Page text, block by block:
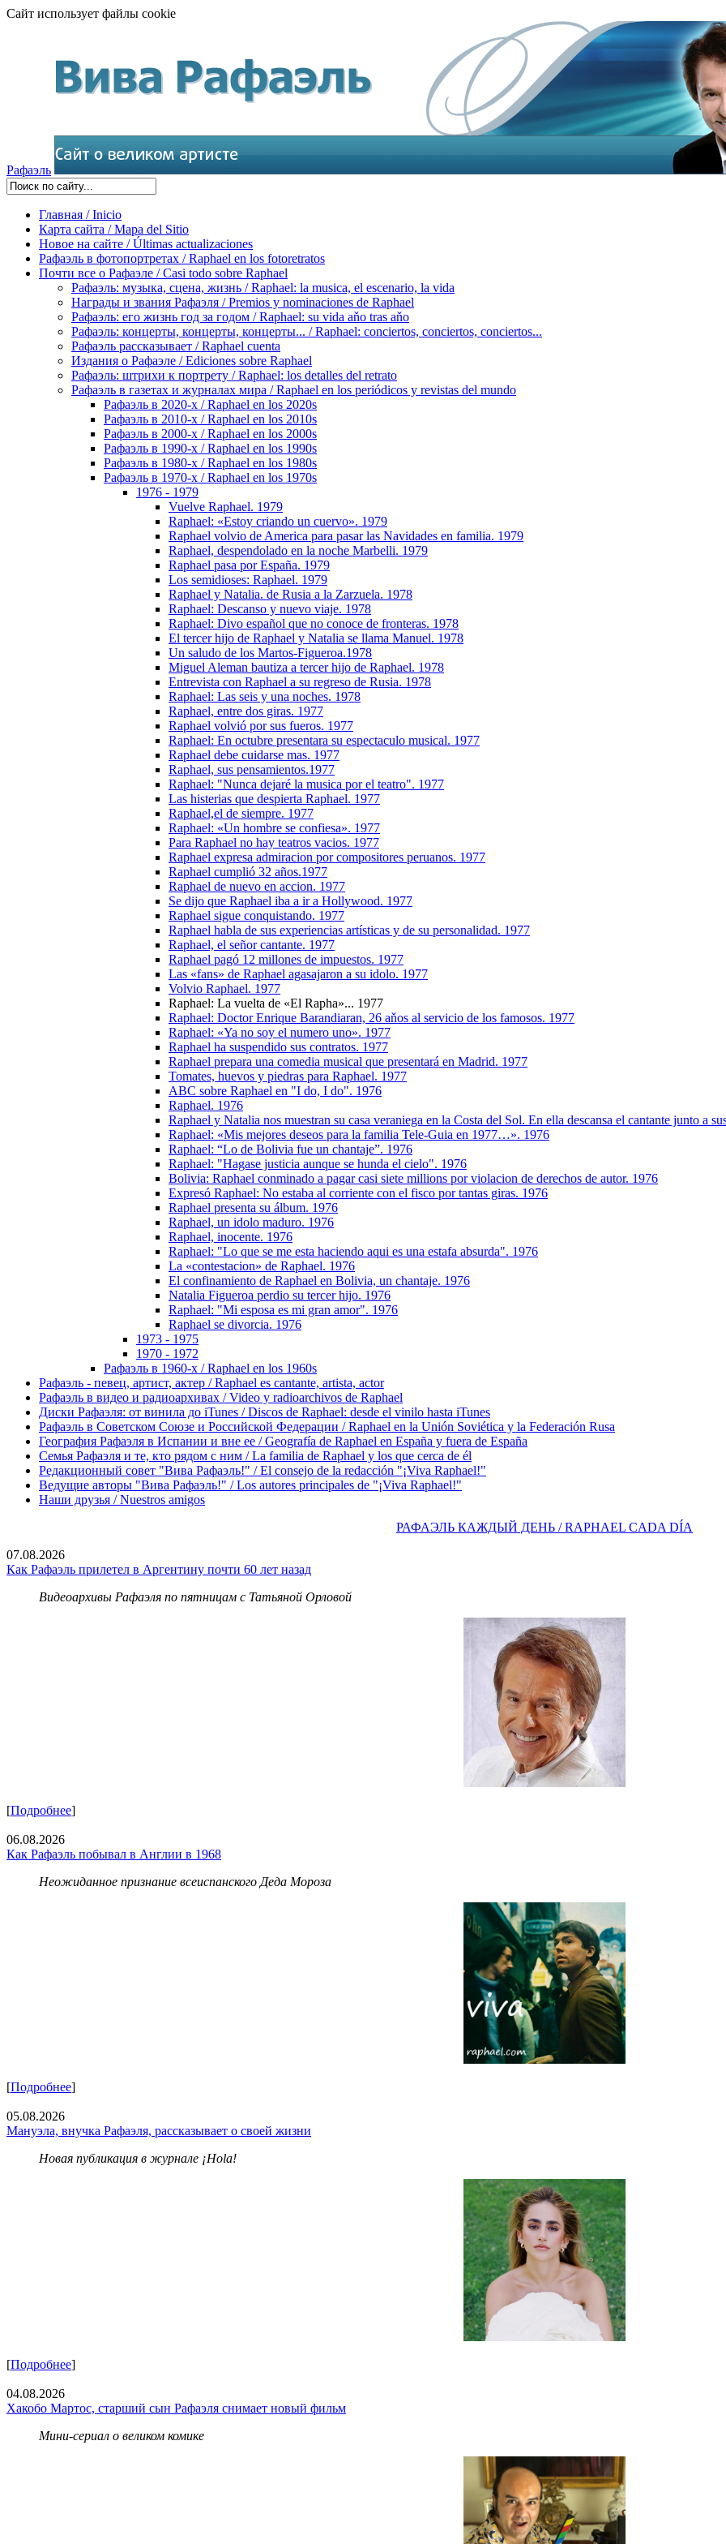
Сайт использует файлы cookie
Рафаэль
Главная / Inicio
Карта сайта / Mapa del Sitio
Новое на сайте / Últimas actualizaciones
Рафаэль в фотопортретах / Raphael en los fotoretratos
Почти все о Рафаэле / Casi todo sobre Raphael
Рафаэль: музыка, сцена, жизнь / Raphael: la musica, el escenario, la vida
Награды и звания Рафаэля / Premios y nominaciones de Raphael
Рафаэль: его жизнь год за годом / Raphael: su vida aňo tras aňo
Рафаэль: концерты, концерты, концерты... / Raphael: conciertos, сonciertos, сonciertos...
Рафаэль рассказывает / Raphael cuenta
Издания о Рафаэле / Ediciones sobre Raphael
Рафаэль: штрихи к портрету / Raphael: los detalles del retrato
Рафаэль в газетах и журналах мира / Raphael en los periódicos y revistas del mundo
Рафаэль в 2020-х / Raphael en los 2020s
Рафаэль в 2010-х / Raphael en los 2010s
Рафаэль в 2000-х / Raphael en los 2000s
Рафаэль в 1990-х / Raphael en los 1990s
Рафаэль в 1980-х / Raphael en los 1980s
Рафаэль в 1970-х / Raphael en los 1970s
1976 - 1979
Vuelve Raphael. 1979
Raphael: «Estoy criando un cuervo». 1979
Raphael volvio de America para pasar las Navidades en familia. 1979
Raphael, despendolado en la noche Marbelli. 1979
Raphael pasa por España. 1979
Los semidioses: Raphael. 1979
Raphael y Natalia. de Rusia a la Zarzuela. 1978
Raphael: Descanso y nuevo viaje. 1978
Raphael: Divo español que no conoce de fronteras. 1978
El tercer hijo de Raphael y Natalia se llama Manuel. 1978
Un saludo de los Martos-Figueroa.1978
Miguel Aleman bautiza a tercer hijo de Raphael. 1978
Entrevista con Raphael a su regreso de Rusia. 1978
Raphael: Las seis y una noches. 1978
Raphael, entre dos giras. 1977
Raphael volvió por sus fueros. 1977
Raphael: En octubre presentara su espectaculo musical. 1977
Raphael debe cuidarse mas. 1977
Raphael, sus pensamientos.1977
Raphael: "Nunca dejaré la musica por el teatro". 1977
Las histerias que despierta Raphael. 1977
Raphael,el de siempre. 1977
Raphael: «Un hombre se confiesa». 1977
Para Raphael no hay teatros vacios. 1977
Raphael expresa admiracion por compositores peruanos. 1977
Raphael cumplió 32 años.1977
Raphael de nuevo en accion. 1977
Se dijo que Raphael iba a ir a Hollywood. 1977
Raphael sigue conquistando. 1977
Raphael habla de sus experiencias artísticas y de su personalidad. 1977
Raphael, el señor cantante. 1977
Raphael pagó 12 millones de impuestos. 1977
Las «fans» de Raphael agasajaron a su idolo. 1977
Volvio Raphael. 1977
Raphael: La vuelta de «El Rapha»... 1977
Raphael: Doctor Enrique Barandiaran, 26 aňos al servicio de los famosos. 1977
Raphael: «Ya no soy el numero uno». 1977
Raphael ha suspendido sus contratos. 1977
Raphael prepara una comedia musical que presentará en Madrid. 1977
Tomates, huevos y piedras para Raphael. 1977
ABC sobre Raphael en "I dо, I do". 1976
Raphael. 1976
Raphael y Natalia nos muestran su casa veraniega en la Costa del Sol. En ella descansa el cantante junto a
Raphael: «Mis mejores deseos para la familia Tele-Guia en 1977…». 1976
Raphael: “Lo de Bolivia fue un chantaje”. 1976
Raphael: "Hagase justicia aunque se hunda el cielo". 1976
Bolivia: Raphael conminado a pagar casi siete millions por violacion de derechos de autor. 1976
Expresó Raphael: No estaba al corriente con el fisco por tantas giras. 1976
Raphael presenta su álbum. 1976
Raphael, un idolo maduro. 1976
Raphael, inocente. 1976
Raphael: "Lo que se me esta haciendo aqui es una estafa absurda". 1976
La «contestacion» de Raphael. 1976
El confinamiento de Raphael en Bolivia, un chantaje. 1976
Natalia Figueroa perdio su tercer hijo. 1976
Raphael: "Mi esposa es mi gran amor". 1976
Raphael se divorcia. 1976
1973 - 1975
1970 - 1972
Рафаэль в 1960-х / Raphael en los 1960s
Рафаэль - певец, артист, актер / Raphael es cantante, artista, actor
Рафаэль в видео и радиоархивах / Video y radioarchivos de Raphael
Диски Рафаэля: от винила до iTunes / Discos de Raphael: desde el vinilo hasta iTunes
Рафаэль в Советском Союзе и Российской Федерации / Raphael en la Unión Soviética y la Federación Rusa
География Рафаэля в Испании и вне ее / Geografía de Raphael en España y fuera de España
Семья Рафаэля и те, кто рядом с ним / La familia de Raphael y los que cerca de él
Редакционный совет "Вива Рафаэль!" / El consejo de la redacción "¡Viva Raphael!"
Ведущие авторы "Вива Рафаэль!" / Los autores principales de "¡Viva Raphael!"
Наши друзья / Nuestros amigos
РАФАЭЛЬ КАЖДЫЙ ДЕНЬ / RAPHAEL CADA DÍA
07.08.2026
Как Рафаэль прилетел в Аргентину почти 60 лет назад
Видеоархивы Рафаэля по пятницам с Татьяной Орловой
[Подробнее]
06.08.2026
Как Рафаэль побывал в Англии в 1968
Неожиданное признание всеиспанского Деда Мороза
[Подробнее]
05.08.2026
Мануэла, внучка Рафаэля, рассказывает о своей жизни
Новая публикация в журнале ¡Hola!
[Подробнее]
04.08.2026
Хакобо Мартос, старший сын Рафаэля снимает новый фильм
Мини-сериал о великом комике